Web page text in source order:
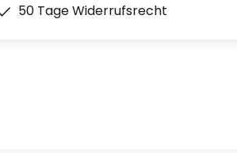
50 Tage Widerrufsrecht